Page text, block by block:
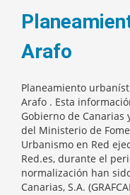
Arafo
Planeamiento
Arafo . Esta
Gobierno de Canarias
del Ministerio de
Urbanismo en Red
Red.es, durante el
normalización han
Canarias, S.A.